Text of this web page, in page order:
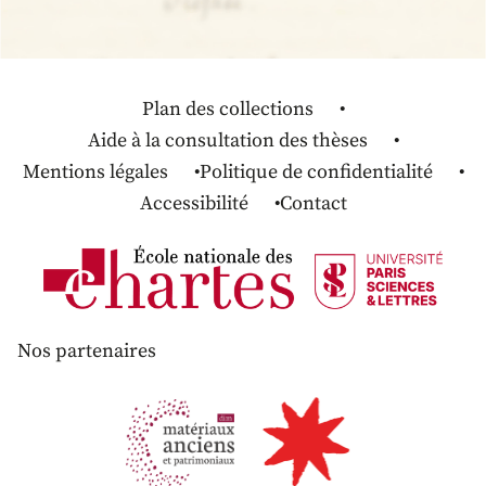
Plan des collections
Aide à la consultation des thèses
Mentions légales
Politique de confidentialité
Accessibilité
Contact
Nos partenaires